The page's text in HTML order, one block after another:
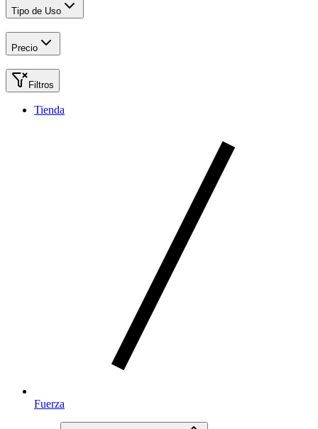
Tipo de Uso
Precio
Filtros
Tienda
Fuerza